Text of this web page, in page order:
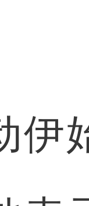
始